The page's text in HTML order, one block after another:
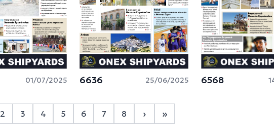
01/07/2025 6636 25/06/2025 6568
Σελιδοποίηση
Page 2
2
Page 3
3
Page 4
4
Page 5
5
Page 6
6
Page 7
7
Page 8
8
Next page
›
Last page
»